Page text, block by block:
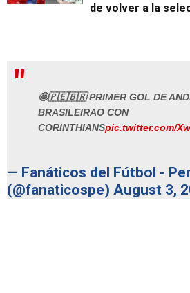
de volver a la
🤩🇵🇪🇧🇷 PRIMER GOL DE
BRASILEIRAO CON
CORINTHIANSpic.twitter.com/
— Fanáticos del Fútbol -
(@fanaticospe) August 3,